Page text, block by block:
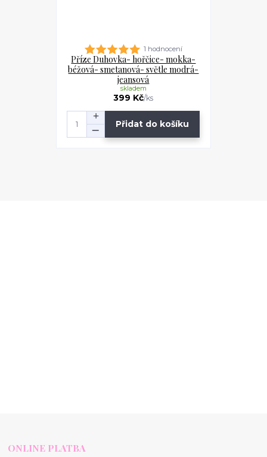
1 hodnocení
Příze Duhovka- hořčice- mokka-
béžová- smetanová- světle modrá-
jeansová
399 Kč/ks
skladem
Přidat do košíku
ONLINE PLATBA